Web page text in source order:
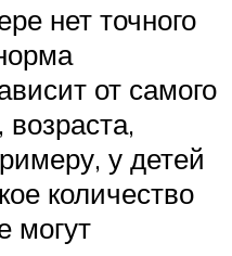
нет точного
от самого
возраста,
у детей
количество
могут